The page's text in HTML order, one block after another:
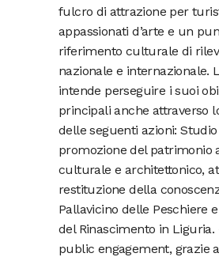
fulcro di attrazione per
appassionati d’arte e un
riferimento culturale di
nazionale e internazionale.
intende perseguire i suoi
principali anche attraverso
delle seguenti azioni: Studio
promozione del patrimonio
culturale e architettonico,
restituzione della
Pallavicino delle Peschiere
del Rinascimento in Liguria.
public engagement, grazie